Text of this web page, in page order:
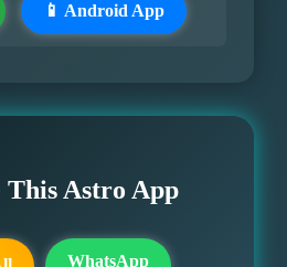
📱 Android App
This Astro App
WhatsApp